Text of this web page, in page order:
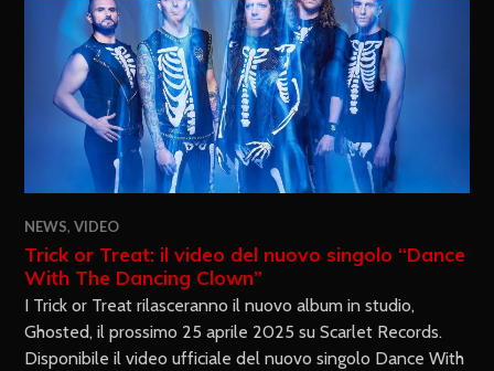
NEWS,VIDEO
Trick or Treat: il video del nuovo singolo “Dance
With The Dancing Clown”
I Trick or Treat rilasceranno il nuovo album in studio,
Ghosted, il prossimo 25 aprile 2025 su Scarlet Records.
Disponibile il video ufficiale del nuovo singolo Dance With